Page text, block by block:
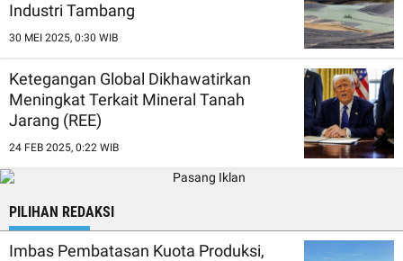
Industri Tambang
30 MEI 2025, 0:30 WIB
Ketegangan Global Dikhawatirkan
Meningkat Terkait Mineral Tanah
Jarang (REE)
24 FEB 2025, 0:22 WIB
PILIHAN REDAKSI
Imbas Pembatasan Kuota Produksi,